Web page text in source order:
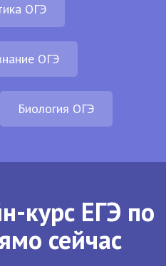
ОГЭ
ОГЭ
Биология ОГЭ
курс ЕГЭ по
сейчас